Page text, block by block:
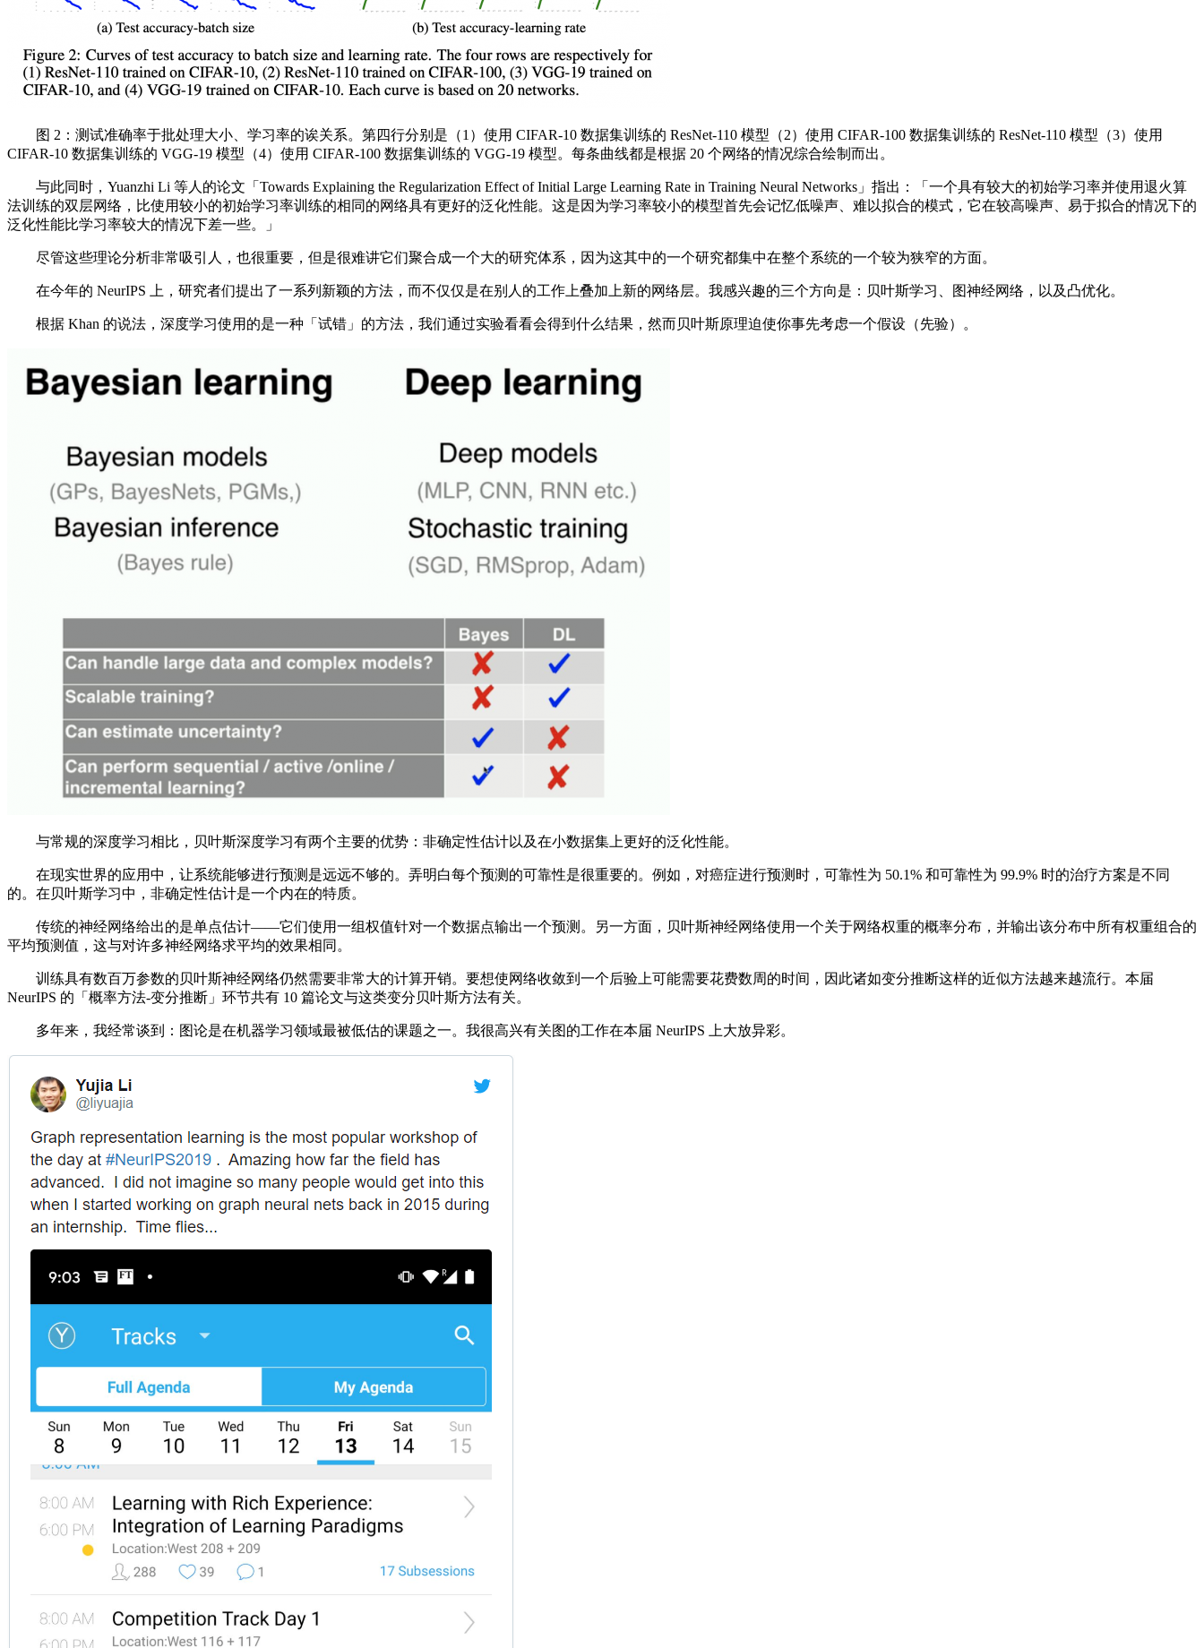
图 2：测试准确率于批处理大小、学习率的诶关系。第四行分别是（1）使用 CIFAR-10 数据集训练的 ResNet-110 模型（2）使用 CIFAR-100 数据集训练的 ResNet-110 模型（3）使用
CIFAR-10 数据集训练的 VGG-19 模型（4）使用 CIFAR-100 数据集训练的 VGG-19 模型。每条曲线都是根据 20 个网络的情况综合绘制而出。
与此同时，Yuanzhi Li 等人的论文「Towards Explaining the Regularization Effect of Initial Large Learning Rate in Training Neural Networks」指出：「一个具有较大的初始学习率并使用退火算
法训练的双层网络，比使用较小的初始学习率训练的相同的网络具有更好的泛化性能。这是因为学习率较小的模型首先会记忆低噪声、难以拟合的模式，它在较高噪声、易于拟合的情况下的
泛化性能比学习率较大的情况下差一些。」
尽管这些理论分析非常吸引人，也很重要，但是很难讲它们聚合成一个大的研究体系，因为这其中的一个研究都集中在整个系统的一个较为狭窄的方面。
在今年的 NeurIPS 上，研究者们提出了一系列新颖的方法，而不仅仅是在别人的工作上叠加上新的网络层。我感兴趣的三个方向是：贝叶斯学习、图神经网络，以及凸优化。
根据 Khan 的说法，深度学习使用的是一种「试错」的方法，我们通过实验看看会得到什么结果，然而贝叶斯原理迫使你事先考虑一个假设（先验）。
与常规的深度学习相比，贝叶斯深度学习有两个主要的优势：非确定性估计以及在小数据集上更好的泛化性能。
在现实世界的应用中，让系统能够进行预测是远远不够的。弄明白每个预测的可靠性是很重要的。例如，对癌症进行预测时，可靠性为 50.1% 和可靠性为 99.9% 时的治疗方案是不同
的。在贝叶斯学习中，非确定性估计是一个内在的特质。
传统的神经网络给出的是单点估计——它们使用一组权值针对一个数据点输出一个预测。另一方面，贝叶斯神经网络使用一个关于网络权重的概率分布，并输出该分布中所有权重组合的
平均预测值，这与对许多神经网络求平均的效果相同。
训练具有数百万参数的贝叶斯神经网络仍然需要非常大的计算开销。要想使网络收敛到一个后验上可能需要花费数周的时间，因此诸如变分推断这样的近似方法越来越流行。本届
NeurIPS 的「概率方法-变分推断」环节共有 10 篇论文与这类变分贝叶斯方法有关。
多年来，我经常谈到：图论是在机器学习领域最被低估的课题之一。我很高兴有关图的工作在本届 NeurIPS 上大放异彩。